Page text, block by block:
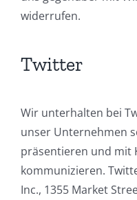
widerrufen.
Twitter
Wir unterhalten bei
unser Unternehmen
präsentieren und mit
kommunizieren.
Inc., 1355 Market